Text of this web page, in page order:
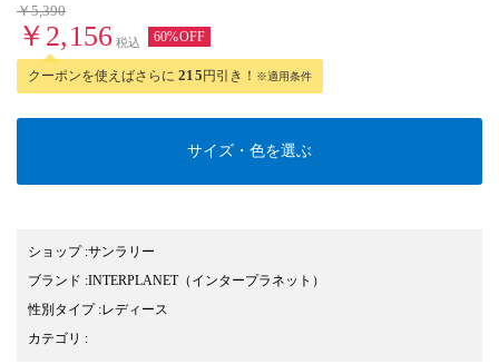
￥5,390
￥2,156 税込 60%OFF
クーポンを使えばさらに 215円引き！ ※適用条件
サイズ・色を選ぶ
ショップ:サンラリー
ブランド :INTERPLANET（インタープラネット）
性別タイプ:レディース
カテゴリ :